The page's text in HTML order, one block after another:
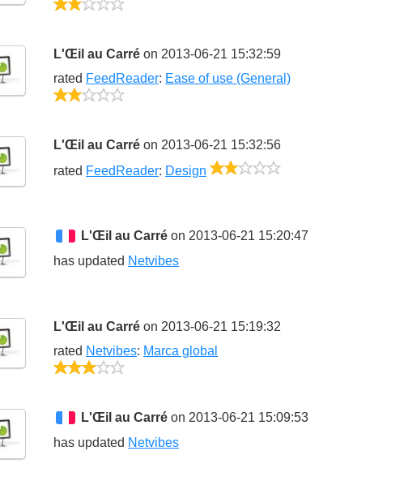
L'Œil au Carré on 2013-06-21 15:32:59
rated FeedReader: Ease of use (General)
L'Œil au Carré on 2013-06-21 15:32:56
rated FeedReader: Design
L'Œil au Carré on 2013-06-21 15:20:47
has updated Netvibes
L'Œil au Carré on 2013-06-21 15:19:32
rated Netvibes: Marca global
L'Œil au Carré on 2013-06-21 15:09:53
has updated Netvibes